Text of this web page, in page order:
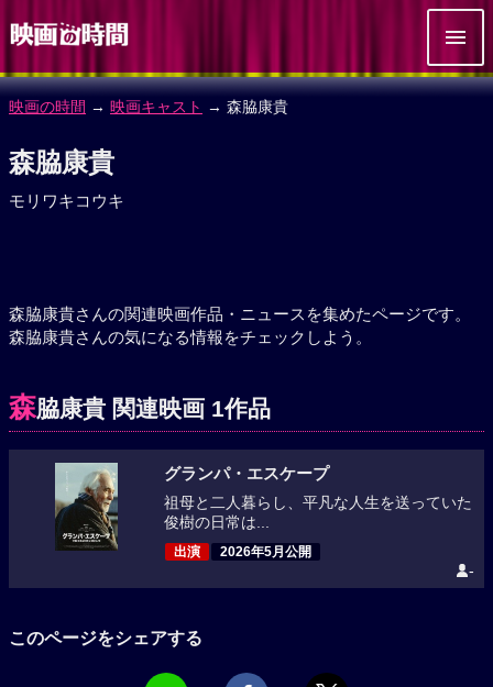
映画の時間 → 映画キャスト → 森脇康貴
森脇康貴
モリワキコウキ
森脇康貴さんの関連映画作品・ニュースを集めたページです。
森脇康貴さんの気になる情報をチェックしよう。
森脇康貴 関連映画 1作品
グランパ・エスケープ
祖母と二人暮らし、平凡な人生を送っていた
俊樹の日常は...
出演 2026年5月公開
-
このページをシェアする